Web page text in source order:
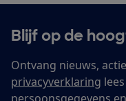
Blijf op de
Ontvang nieuws,
privacyverklaring